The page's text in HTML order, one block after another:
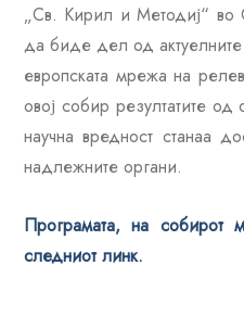
„Св. Кирил и Методиј“ во
да биде дел од актуелните
европската мрежа на
овој собир резултатите од
научна вредност станаа
надлежните органи.
Програмата, на собирот
следниот линк.